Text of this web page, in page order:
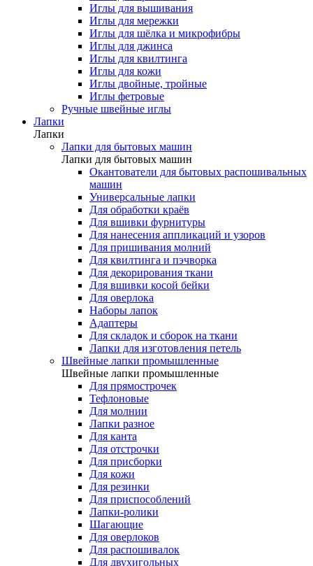
Иглы для вышивания
Иглы для мережки
Иглы для шёлка и микрофибры
Иглы для джинса
Иглы для квилтинга
Иглы для кожи
Иглы двойные, тройные
Иглы фетровые
Ручные швейные иглы
Лапки
Лапки
Лапки для бытовых машин
Лапки для бытовых машин
Окантователи для бытовых распошивальных
машин
Универсальные лапки
Для обработки краёв
Для вшивки фурнитуры
Для нанесения аппликаций и узоров
Для пришивания молний
Для квилтинга и пэчворка
Для декорирования ткани
Для вшивки косой бейки
Для оверлока
Наборы лапок
Адаптеры
Для складок и сборок на ткани
Лапки для изготовления петель
Швейные лапки промышленные
Швейные лапки промышленные
Для прямострочек
Тефлоновые
Для молнии
Лапки разное
Для канта
Для отстрочки
Для присборки
Для кожи
Для резинки
Для приспособлений
Лапки-ролики
Шагающие
Для оверлоков
Для распошивалок
Для двухигольных